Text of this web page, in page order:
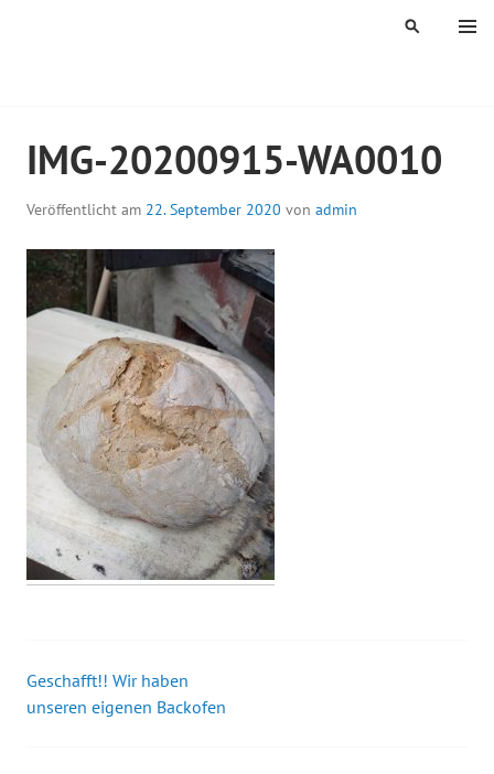
MENÜ
SUCHEN
IMG-20200915-WA0010
Veröffentlicht am 22. September 2020 von admin
Beitrags-
Geschafft!! Wir haben
unseren eigenen Backofen